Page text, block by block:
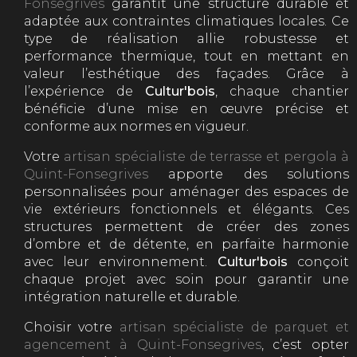
Fonsegrives garantit une structure durable et
adaptée aux contraintes climatiques locales. Ce
type de réalisation allie robustesse et
performance thermique, tout en mettant en
valeur l’esthétique des façades. Grâce à
l’expérience de Cultur'bois , chaque chantier
bénéficie d’une mise en œuvre précise et
conforme aux normes en vigueur.
Votre artisan spécialiste de terrasse et pergola à
Quint-Fonsegrives apporte des solutions
personnalisées pour aménager des espaces de
vie extérieurs fonctionnels et élégants. Ces
structures permettent de créer des zones
d’ombre et de détente, en parfaite harmonie
avec leur environnement. Cultur'bois conçoit
chaque projet avec soin pour garantir une
intégration naturelle et durable.
Choisir votre artisan spécialiste de parquet et
agencement à Quint-Fonsegrives , c’est opter